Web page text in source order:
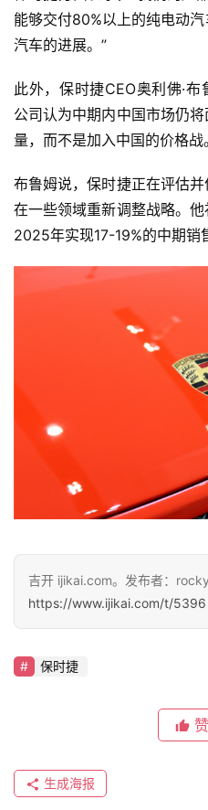
代
新
能够交付80%以上的纯电动
汽车的进展。”
此外，保时捷CEO奥利佛·
公司认为中期内中国市场仍
量，而不是加入中国的价格战。
布鲁姆说，保时捷正在评估
在一些领域重新调整战略。
2025年实现17-19%的中期销
吉开 ijikai.com。发布者：
https://www.ijikai.com/t/5396
保时捷
赞
生成海报